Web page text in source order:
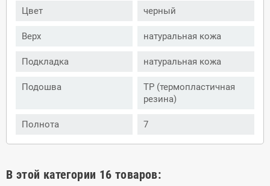
Цвет черный
Верх натуральная кожа
Подкладка натуральная кожа
Подошва
ТР (термопластичная
резина)
Полнота 7
В этой категории 16 товаров: